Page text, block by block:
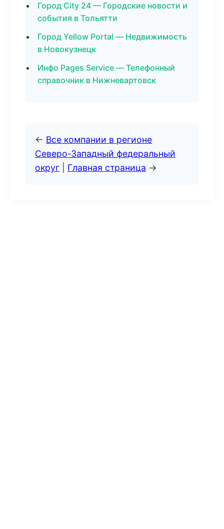
Город City 24 — Городские новости и
события в Тольятти
Город Yellow Portal — Недвижимость
в Новокузнецк
Инфо Pages Service — Телефонный
справочник в Нижневартовск
← Все компании в регионе
Северо-Западный федеральный
округ
Главная страница →